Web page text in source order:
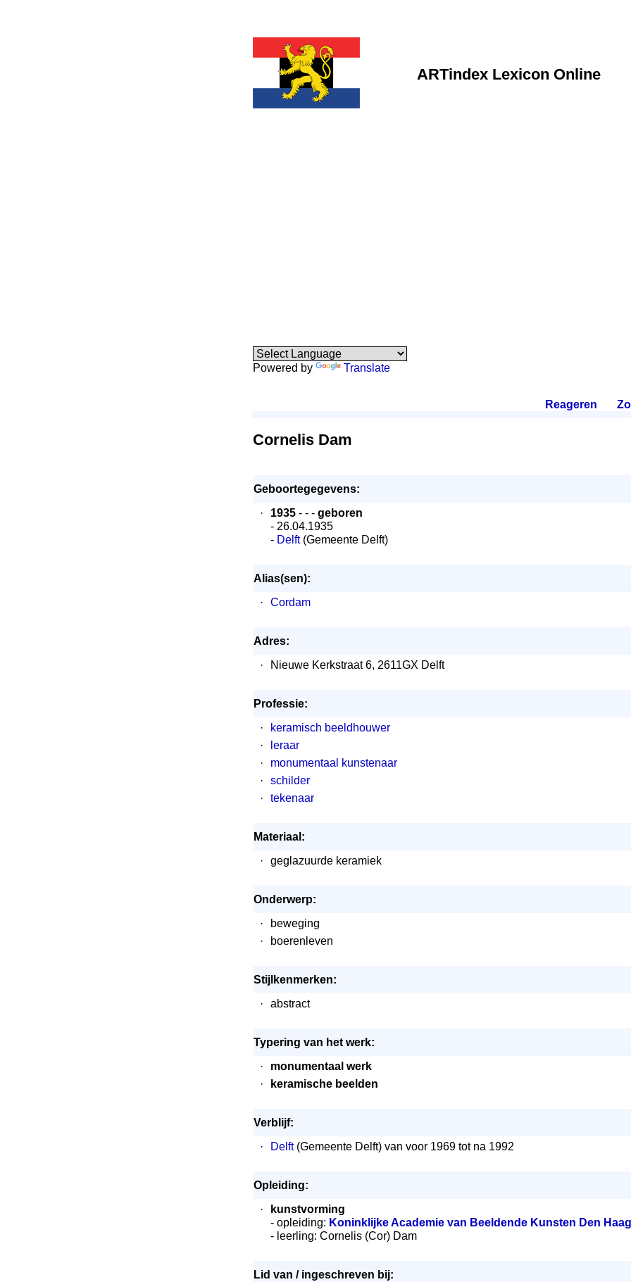
ARTindex Lexicon Online
Powered by Translate
Reageren
Cornelis Dam
Geboortegegevens:
·
1935- - - geboren
- 26.04.1935
- Delft(Gemeente Delft)
Alias(sen):
·
Cordam
Adres:
·
Nieuwe Kerkstraat 6, 2611GX Delft
Professie:
·
keramisch beeldhouwer
·
leraar
·
monumentaal kunstenaar
·
schilder
·
tekenaar
Materiaal:
·
geglazuurde keramiek
Onderwerp:
·
beweging
·
boerenleven
Stijlkenmerken:
·
abstract
Typering van het werk:
·
monumentaal werk
·
keramische beelden
Verblijf:
·
Delft(Gemeente Delft) van voor 1969 tot na 1992
Opleiding:
·
kunstvorming
- opleiding: Koninklijke Academie van Beeldende Kunsten Den Haag
- leerling: Cornelis (Cor) Dam
Lid van / ingeschreven bij: